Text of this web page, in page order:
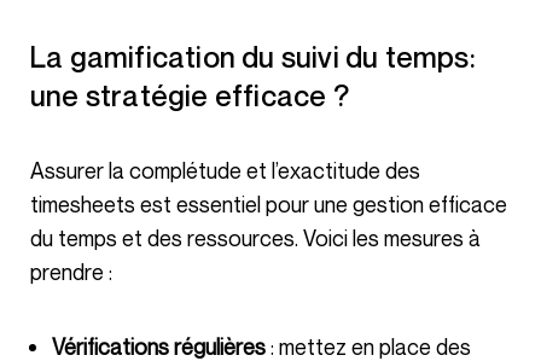
La gamification du suivi du temps:
une stratégie efficace ?
Assurer la complétude et l’exactitude des
timesheets est essentiel pour une gestion efficace
du temps et des ressources. Voici les mesures à
prendre :
Vérifications régulières: mettez en place des